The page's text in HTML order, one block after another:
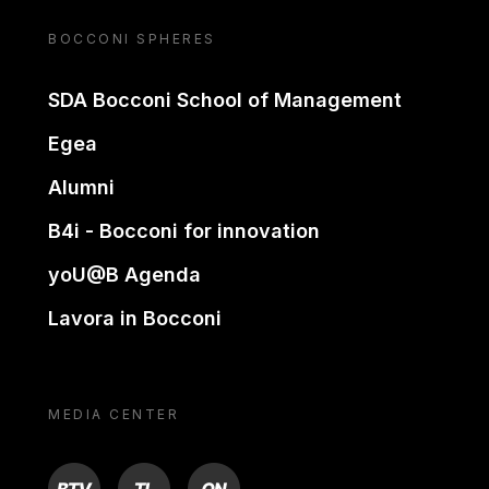
BOCCONI SPHERES
SDA Bocconi School of Management
Egea
Alumni
B4i - Bocconi for innovation
yoU@B Agenda
Lavora in Bocconi
MEDIA CENTER
BTV TL ON